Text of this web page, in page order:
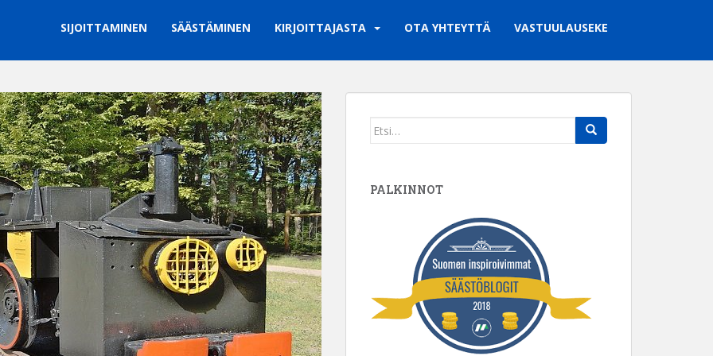
SIJOITTAMINEN SÄÄSTÄMINEN KIRJOITTAJASTA OTA YHTEYTTÄ VASTUULAUSEKE
Search
PALKINNOT